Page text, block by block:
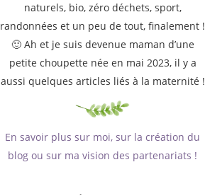
naturels, bio, zéro déchets, sport,
randonnées et un peu de tout, finalement !
🙂 Ah et je suis devenue maman d’une
petite choupette née en mai 2023, il y a
aussi quelques articles liés à la maternité !
En savoir plus sur moi, sur la création du
blog ou sur ma vision des partenariats !